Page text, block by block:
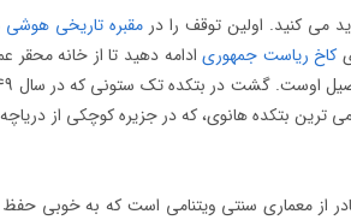
می کنید. اولین توقف را درمقبره تاریخی
کاخ ریاست جمهوریادامه دهید تا از خانه محقر
ترین بتکده هانوی، که در جزیره کوچکی از
نادر از معماری سنتی ویتنامی است که به